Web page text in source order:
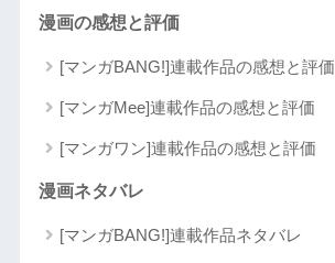
漫画の感想と評価
[マンガBANG!]連載作品の感想と評価
[マンガMee]連載作品の感想と評価
[マンガワン]連載作品の感想と評価
漫画ネタバレ
[マンガBANG!]連載作品ネタバレ